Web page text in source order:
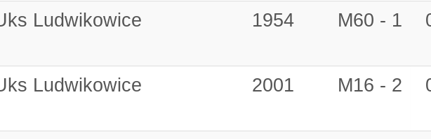
Ludwikowice 1954 M60 - 1
Ludwikowice 2001 M16 - 2